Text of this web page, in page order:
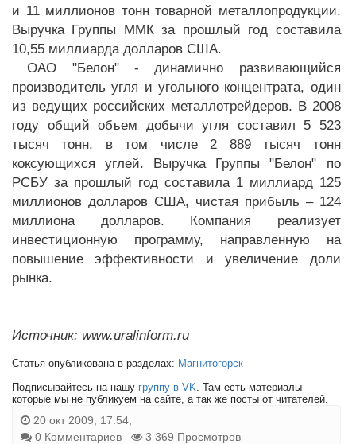
и 11 миллионов тонн товарной металлопродукции.
Выручка Группы ММК за прошлый год составила
10,55 миллиарда долларов США.
ОАО "Белон" - динамично развивающийся
производитель угля и угольного концентрата, один
из ведущих российских металлотрейдеров. В 2008
году общий объем добычи угля составил 5 523
тысяч тонн, в том числе 2 889 тысяч тонн
коксующихся углей. Выручка Группы "Белон" по
РСБУ за прошлый год составила 1 миллиард 125
миллионов долларов США, чистая прибыль – 124
миллиона долларов. Компания реализует
инвестиционную программу, направленную на
повышение эффективности и увеличение доли
рынка.
Источник: www.uralinform.ru
Статья опубликована в разделах: Магнитогорск
Подписывайтесь на нашу группу в VK. Там есть материалы
которые мы не публикуем на сайте, а так же посты от читателей.
20 окт 2009, 17:54,
0 Комментариев
3 369 Просмотров